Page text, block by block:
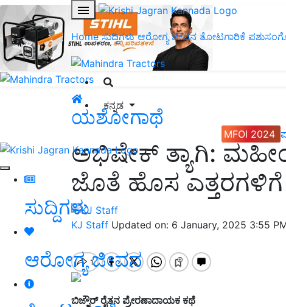
Home ಸುದ್ದಿಗಳು ಆರೋಗ್ಯ ಜೀವನ ತೋಟಗಾರಿಕೆ
ಕನ್ನಡ
MFOI 2024
ಸುದ್ದಿಗಳು
ಆರೋಗ್ಯ ಜೀವನ
ಯಶೋಗಾಥೆ
ಅಭಿಷೇಕ್ ತ್ಯಾಗಿ:
ಜೊತೆ ಹೊಸ ಎತ್ತರಗಳಿಗೆ
KJ Staff Updated on: 6 January, 2025 3:55
ಬಿಜ್ನೌರ್ ರೈತನ ಪ್ರೇರಣಾದಾಯಕ ಕಥೆ